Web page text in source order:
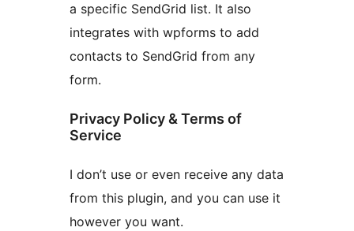
a specific SendGrid list. It also
integrates with wpforms to add
contacts to SendGrid from any
form.
Privacy Policy & Terms of
Service
I don’t use or even receive any data
from this plugin, and you can use it
however you want.